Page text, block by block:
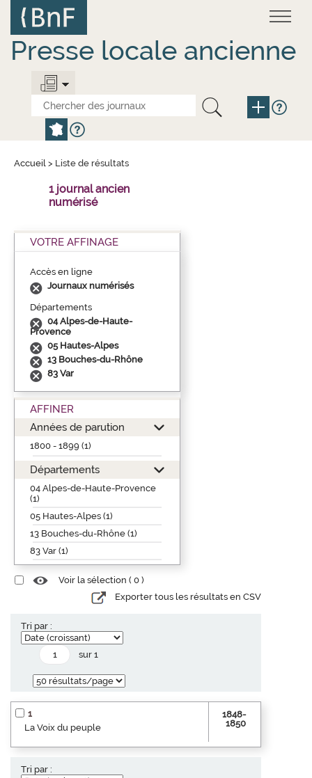
contenu
principal
Presse locale ancienne
Accueil > Liste de résultats
1 journal ancien
numérisé
VOTRE AFFINAGE
Accès en ligne
Journaux numérisés
Départements
04 Alpes-de-Haute-
Provence
05 Hautes-Alpes
13 Bouches-du-Rhône
83 Var
AFFINER
Années de parution
1800 - 1899 (1)
Départements
04 Alpes-de-Haute-Provence
(1)
05 Hautes-Alpes (1)
13 Bouches-du-Rhône (1)
83 Var (1)
Voir la sélection ( 0 )
Exporter tous les résultats en CSV
Tri par :
sur 1
1
La Voix du peuple
1848-
1850
Tri par :
Panneau de gestion des cookies